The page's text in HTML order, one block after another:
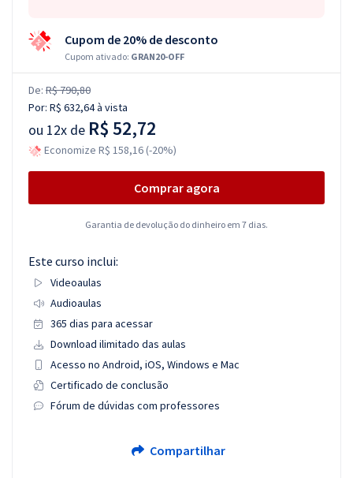
Cupom de 20% de desconto
Cupom ativado: GRAN20-OFF
De: R$ 790,80
Por: R$ 632,64à vista
ou 12x de R$ 52,72
Economize R$ 158,16 (-20%)
Comprar agora
Garantia de devolução do dinheiro em 7 dias.
Este curso inclui:
Videoaulas
Audioaulas
365 dias para acessar
Download ilimitado das aulas
Acesso no Android, iOS, Windows e Mac
Certificado de conclusão
Fórum de dúvidas com professores
Compartilhar